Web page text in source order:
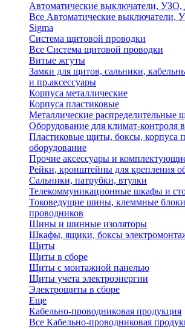
Автоматические выключатели,
Все Автоматические выключатели,
Sigma
Система щитовой проводки
Все Система щитовой проводки
Витые жгуты
Замки для щитов, сальники,
и пр.аксессуары
Корпуса металлические
Корпуса пластиковые
Металлические распределительные
Оборудование для климат-контроля
Пластиковые щиты, боксы, корпуса
оборудование
Прочие аксессуары и
Рейки, кронштейны для крепления
Сальники, патрубки, втулки
Телекоммуникационные шкафы и
Токоведущие шины, клеммные
проводников
Шины и шинные изоляторы
Шкафы, ящики, боксы
Щиты
Щиты в сборе
Щиты с монтажной панелью
Щиты учета электроэнергии
Электрощиты в сборе
Еще
Кабельно-проводниковая продукция
Все Кабельно-проводниковая